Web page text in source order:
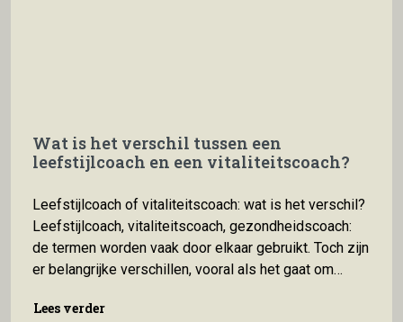
Wat is het verschil tussen een
leefstijlcoach en een vitaliteitscoach?
Leefstijlcoach of vitaliteitscoach: wat is het verschil?
Leefstijlcoach, vitaliteitscoach, gezondheidscoach:
de termen worden vaak door elkaar gebruikt. Toch zijn
er belangrijke verschillen, vooral als het gaat om
zit. In dit artikel leggen we uit wat een leefstijlcoach
Lees verder